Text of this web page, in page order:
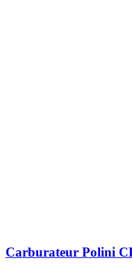
Carburateur Polini